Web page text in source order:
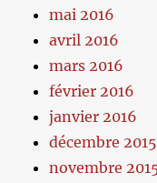
mai 2016
avril 2016
mars 2016
février 2016
janvier 2016
décembre 2015
novembre